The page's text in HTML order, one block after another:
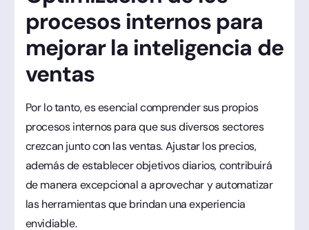
procesos internos para
mejorar la inteligencia de
ventas
Por lo tanto, es esencial comprender sus propios
procesos internos para que sus diversos sectores
crezcan junto con las ventas. Ajustar los precios,
además de establecer objetivos diarios, contribuirá
de manera excepcional a aprovechar y automatizar
las herramientas que brindan una experiencia
envidiable.